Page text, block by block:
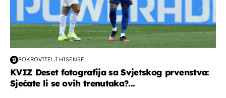
POKROVITELJ HISENSE
KVIZ Deset fotografija sa Svjetskog prvenstva:
Sjećate li se ovih trenutaka?...